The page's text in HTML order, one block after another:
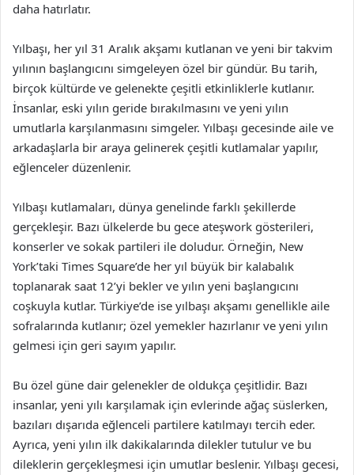
daha hatırlatır.
Yılbaşı, her yıl 31 Aralık akşamı kutlanan ve yeni bir takvim
yılının başlangıcını simgeleyen özel bir gündür. Bu tarih,
birçok kültürde ve gelenekte çeşitli etkinliklerle kutlanır.
İnsanlar, eski yılın geride bırakılmasını ve yeni yılın
umutlarla karşılanmasını simgeler. Yılbaşı gecesinde aile ve
arkadaşlarla bir araya gelinerek çeşitli kutlamalar yapılır,
eğlenceler düzenlenir.
Yılbaşı kutlamaları, dünya genelinde farklı şekillerde
gerçekleşir. Bazı ülkelerde bu gece ateşwork gösterileri,
konserler ve sokak partileri ile doludur. Örneğin, New
York’taki Times Square’de her yıl büyük bir kalabalık
toplanarak saat 12’yi bekler ve yılın yeni başlangıcını
coşkuyla kutlar. Türkiye’de ise yılbaşı akşamı genellikle aile
sofralarında kutlanır; özel yemekler hazırlanır ve yeni yılın
gelmesi için geri sayım yapılır.
Bu özel güne dair gelenekler de oldukça çeşitlidir. Bazı
insanlar, yeni yılı karşılamak için evlerinde ağaç süslerken,
bazıları dışarıda eğlenceli partilere katılmayı tercih eder.
Ayrıca, yeni yılın ilk dakikalarında dilekler tutulur ve bu
dileklerin gerçekleşmesi için umutlar beslenir. Yılbaşı gecesi,